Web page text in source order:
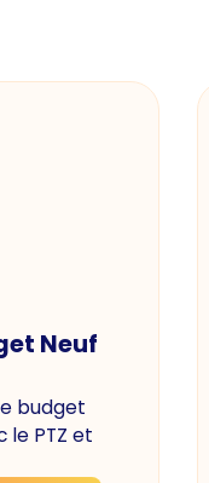
Neuf
budget
le PTZ et